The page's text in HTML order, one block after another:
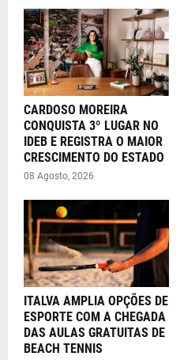
CARDOSO MOREIRA
CONQUISTA 3º LUGAR NO
IDEB E REGISTRA O MAIOR
CRESCIMENTO DO ESTADO
08 Agosto, 2026
ITALVA AMPLIA OPÇÕES DE
ESPORTE COM A CHEGADA
DAS AULAS GRATUITAS DE
BEACH TENNIS